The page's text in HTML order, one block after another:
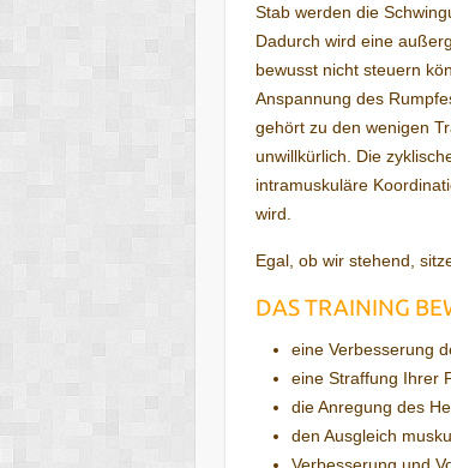
Stab werden die
Dadurch wird eine
bewusst nicht steuern
Anspannung des
gehört zu den wenigen
unwillkürlich. Die
intramuskuläre
wird.
Egal, ob wir stehend,
DAS TRAINING
eine Verbesserung
eine Straffung Ihrer
die Anregung des
den Ausgleich
Verbesserung und